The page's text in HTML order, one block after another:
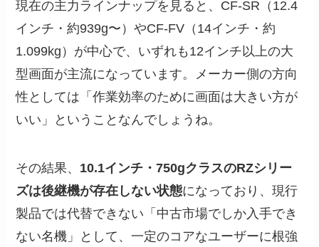
現在の主力ラインナップを見ると、CF-SR（12.4
インチ・約939g〜）やCF-FV（14インチ・約
1.099kg）が中心で、いずれも12インチ以上の大
型画面が主流になっています。メーカー側の方向
性としては「作業効率のために画面は大きい方が
いい」ということなんでしょうね。
その結果、 10.1インチ・750gクラスのRZシリー
ズは後継機が存在しない状態になっており、現行
製品では代替できない「中古市場でしか入手でき
ない名機」として、一定のコアなユーザーに根強